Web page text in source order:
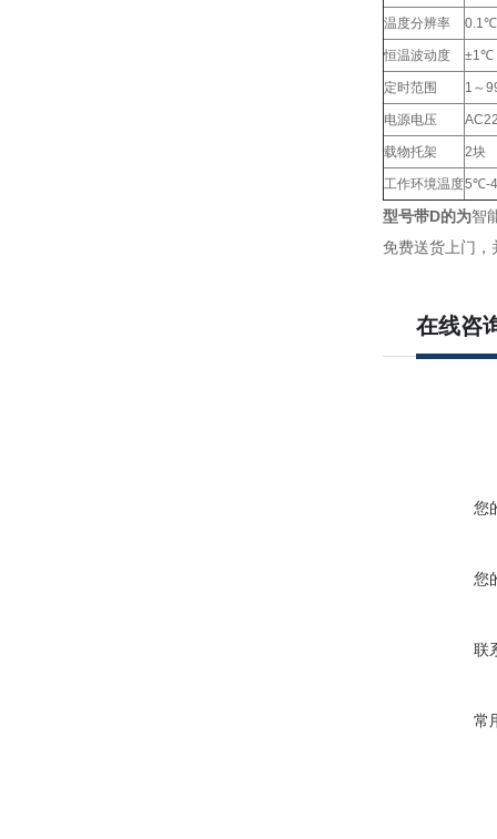
温度分辨率 0.1℃
恒温波动度 ±1℃
定时范围 1～
电源电压
载物托架 2块
工作环境温度5℃-
型号带D的为智
免费送货上门，
在线咨
您
您
联
常